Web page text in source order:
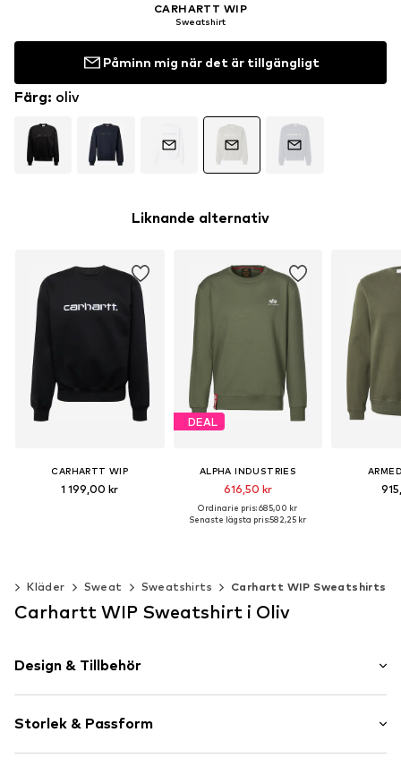
CARHARTT WIP
Sweatshirt
Påminn mig när det är tillgängligt
Färg: oliv
Liknande alternativ
CARHARTT WIP
1 199,00 kr
DEAL
ALPHA INDUSTRIES
616,50 kr
Ordinarie pris: 685,00 kr
Senaste lägsta pris:582,25 kr
Kläder Sweat Sweatshirts Carhartt WIP Sweatshirts
Carhartt WIP Sweatshirt i Oliv
Design & Tillbehör
Sweattyg
Rundringning
Storlek & Passform